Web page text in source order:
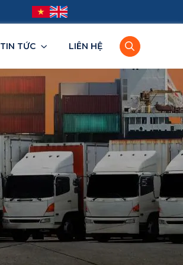
Bình Dương
Đồng Nai
BRVT
TIN TỨC LIÊN HỆ